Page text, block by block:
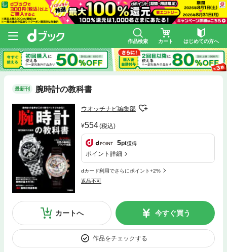
作品検索 カート はじめての方へ
最新刊 腕時計の教科書
ウオッチナビ編集部
554(税込)
5pt獲得
ポイント詳細
dカード利用でさらにポイント+2%
返品不可
カートへ 今すぐ買う
作品をチェックする